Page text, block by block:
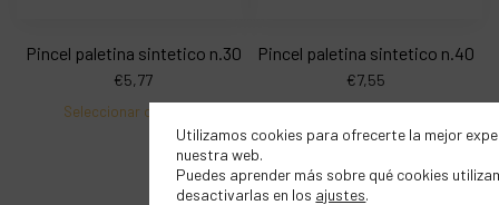
Pincel paletina sintetico n.30
€5,77
Seleccionar opciones
Pincel paletina sintetico n.40
€7,55
Utilizamos cookies para ofrecerte la mejor
nuestra web.
Puedes aprender más sobre qué cookies
desactivarlas en los ajustes.